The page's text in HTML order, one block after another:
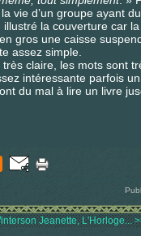
vie d’un groupe ayant
la couverture car
gros une caisse
assez simple.
claire, les mots sont
intéressante parfois
du mal à lire un livre
Jeanette, L'Horloge...